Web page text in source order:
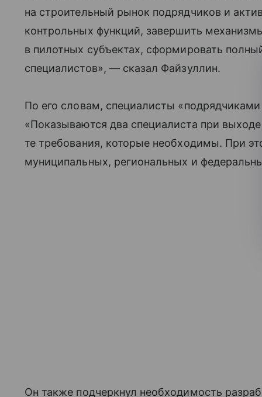
на строительный рынок подрядчиков и
контрольных функций, завершить
в пилотных субъектах, сформировать
специалистов», — сказал Файзуллин.
По его словам, специалисты
«Показываются два специалиста при
те требования, которые необходимы. При
муниципальных, региональных и
Он также подчеркнул необходимость